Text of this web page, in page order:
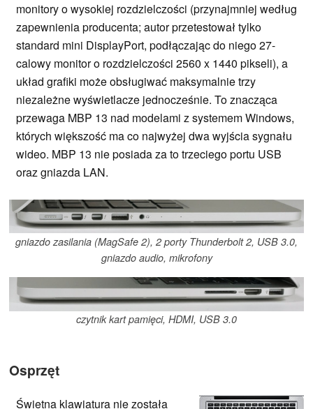
monitory o wysokiej rozdzielczości (przynajmniej według
zapewnienia producenta; autor przetestował tylko
standard mini DisplayPort, podłączając do niego 27-
calowy monitor o rozdzielczości 2560 x 1440 pikseli), a
układ grafiki może obsługiwać maksymalnie trzy
niezależne wyświetlacze jednocześnie. To znacząca
przewaga MBP 13 nad modelami z systemem Windows,
których większość ma co najwyżej dwa wyjścia sygnału
wideo. MBP 13 nie posiada za to trzeciego portu USB
oraz gniazda LAN.
gniazdo zasilania (MagSafe 2), 2 porty Thunderbolt 2, USB 3.0,
gniazdo audio, mikrofony
czytnik kart pamięci, HDMI, USB 3.0
Osprzęt
Świetna klawiatura nie została